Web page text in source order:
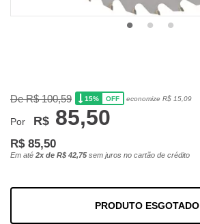
De R$ 100,59 15% OFF economize R$ 15,09
Por R$ 85,50
R$ 85,50
Em até 2x de R$ 42,75sem juros no cartão de crédito
PRODUTO ESGOTADO